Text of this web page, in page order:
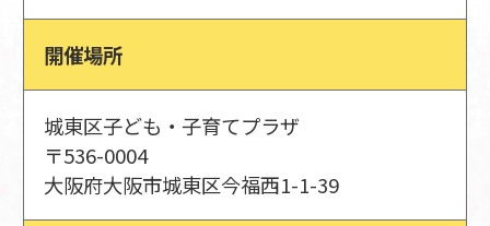
開催場所
城東区子ども・子育てプラザ
〒536-0004
大阪府大阪市城東区今福西1-1-39